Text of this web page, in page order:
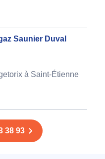
Saunier Duval
à Saint-Étienne
38 93